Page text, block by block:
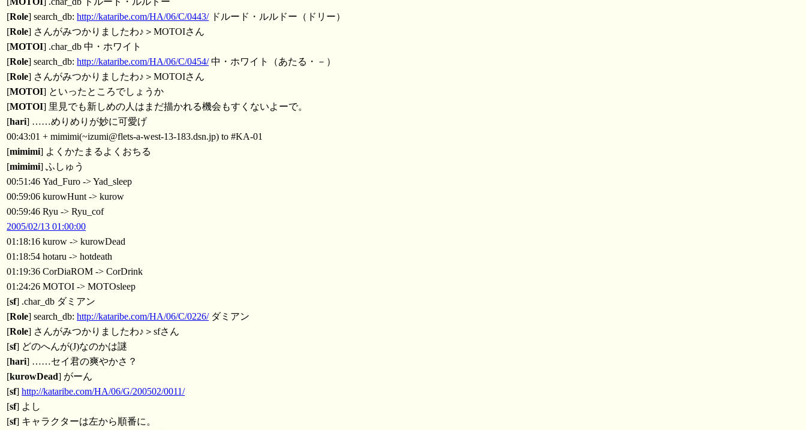
[Role] search_db:http://kataribe.com/HA/06/C/0443/ドルード・ルルドー（ドリー）
[Role] さんがみつかりましたわ♪＞MOTOIさん
[MOTOI] .char_db 中・ホワイト
[Role] search_db:http://kataribe.com/HA/06/C/0454/中・ホワイト（あたる・－）
[Role] さんがみつかりましたわ♪＞MOTOIさん
[MOTOI] といったところでしょうか
[MOTOI] 里見でも新しめの人はまだ描かれる機会もすくないよーで。
[hari] ……めりめりが妙に可愛げ
00:43:01 + mimimi(~izumi@flets-a-west-13-183.dsn.jp) to #KA-01
[mimimi] よくかたまるよくおちる
[mimimi] ふしゅう
00:51:46 Yad_Furo -> Yad_sleep
00:59:06 kurowHunt -> kurow
00:59:46 Ryu -> Ryu_cof
2005/02/13 01:00:00
01:18:16 kurow -> kurowDead
01:18:54 hotaru -> hotdeath
01:19:36 CorDiaROM -> CorDrink
01:24:26 MOTOI -> MOTOsleep
[sf] .char_db ダミアン
[Role] search_db:http://kataribe.com/HA/06/C/0226/ダミアン
[Role] さんがみつかりましたわ♪＞sfさん
[sf] どのへんが(J)なのかは謎
[hari] ……セイ君の爽やかさ？
[kurowDead] がーん
[sf]http://kataribe.com/HA/06/G/200502/0011/
[sf] よし
[sf] キャラクターは左から順番に。